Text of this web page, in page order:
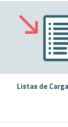
Listas de